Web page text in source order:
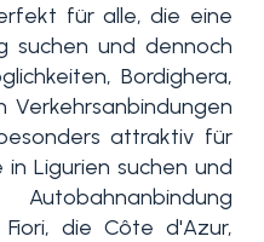
für alle, die eine
suchen und dennoch
Bordighera,
attraktiv für
in Ligurien suchen und
die Côte d'Azur,